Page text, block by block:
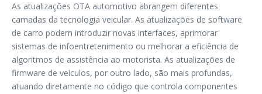
As atualizações OTA automotivo abrangem diferentes
camadas da tecnologia veicular. As atualizações de software
de carro podem introduzir novas interfaces, aprimorar
sistemas de infoentretenimento ou melhorar a eficiência de
algoritmos de assistência ao motorista. As atualizações de
firmware de veículos, por outro lado, são mais profundas,
atuando diretamente no código que controla componentes